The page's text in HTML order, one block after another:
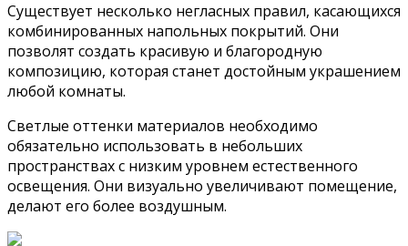
Существует несколько негласных правил, касающихся
комбинированных напольных покрытий. Они
позволят создать красивую и благородную
композицию, которая станет достойным украшением
любой комнаты.
Светлые оттенки материалов необходимо
обязательно использовать в небольших
пространствах с низким уровнем естественного
освещения. Они визуально увеличивают помещение,
делают его более воздушным.